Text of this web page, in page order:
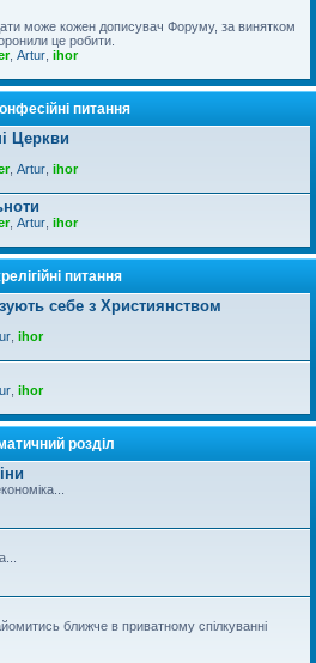
може кожен дописувач Форуму, за винятком
це робити.
, Artur ihor
питання
Церкви
, Artur ihor
, Artur ihor
питання
себе з Християнством
ihor
ihor
розділ
ближче в приватному спілкуванні